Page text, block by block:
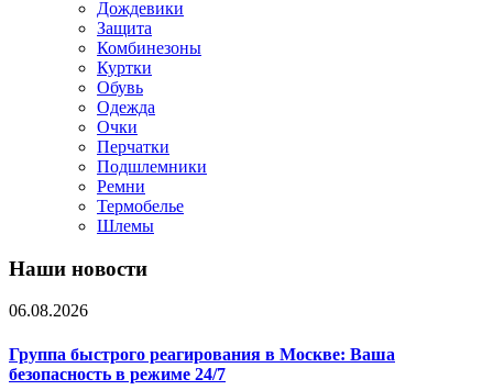
Дождевики
Защита
Комбинезоны
Куртки
Обувь
Одежда
Очки
Перчатки
Подшлемники
Ремни
Термобелье
Шлемы
Наши новости
06.08.2026
Группа быстрого реагирования в Москве: Ваша
безопасность в режиме 24/7